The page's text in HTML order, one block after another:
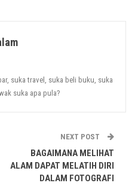
ada badan basikal, tayar
untuk
kanak-kanak untuk
mengimbang sahaja.
kaki.
Mereka boleh angkat dan
tidak akan mudah rasa
suka travel, suka beli buku, suka
suka apa pula?
NEXT POST
BAGAIMANA MELIHAT
ALAM DAPAT MELATIH DIRI
DALAM FOTOGRAFI